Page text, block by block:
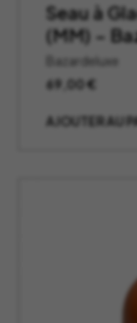
Seau à
(MM) –
Bazardeluxe
69,00€
AJOUTER AU